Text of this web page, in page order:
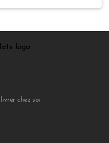
chez soi